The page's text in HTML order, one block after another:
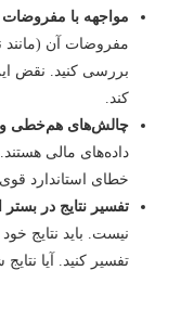
مواجهه با مفروضات
مفروضات آن (مانند
بررسی کنید. نقض این
چالش‌های هم‌خطی و
داده‌های مالی هستند.
خطای استاندارد قوی)
تفسیر نتایج در بستر
نیست. باید نتایج خود را
تفسیر کنید. آیا نتایج